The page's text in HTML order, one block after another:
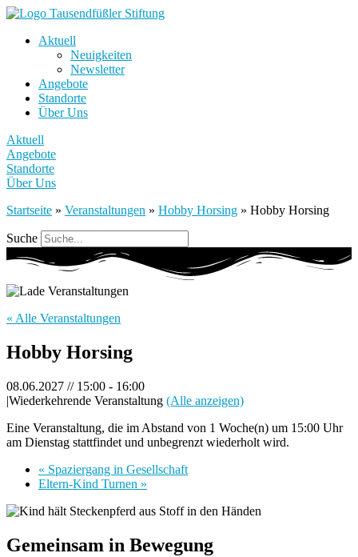
Aktuell
Neuigkeiten
Newsletter
Angebote
Standorte
Über Uns
Aktuell
Angebote
Standorte
Über Uns
Startseite » Veranstaltungen » Hobby Horsing » Hobby Horsing
Suche
« Alle Veranstaltungen
Hobby Horsing
08.06.2027 // 15:00 - 16:00
|Wiederkehrende Veranstaltung (Alle anzeigen)
Eine Veranstaltung, die im Abstand von 1 Woche(n) um 15:00 Uhr
am Dienstag stattfindet und unbegrenzt wiederholt wird.
« Spaziergang in Gesellschaft
Eltern-Kind Turnen »
Gemeinsam in Bewegung